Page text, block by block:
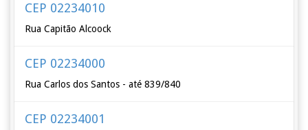
CEP 02234010
Rua Capitão Alcoock
CEP 02234000
Rua Carlos dos Santos - até 839/840
CEP 02234001